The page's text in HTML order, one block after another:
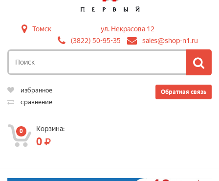
Томск
ул. Некрасова 12
(3822) 50-95-35
sales@shop-n1.ru
Обратная связь
избранное
сравнение
0 Корзина:
0